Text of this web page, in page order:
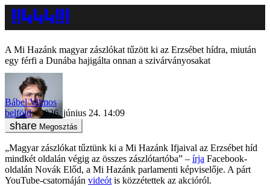
A Mi Hazánk magyar zászlókat tűzött ki az Erzsébet hídra, miután
egy férfi a Dunába hajigálta onnan a szivárványosakat
Bábel Vilmos
belföld
2026. június 24. 14:09
Megosztás
„Magyar zászlókat tűztünk ki a Mi Hazánk Ifjaival az Erzsébet híd
mindkét oldalán végig az összes zászlótartóba” – írja Facebook-
oldalán Novák Előd, a Mi Hazánk parlamenti képviselője. A párt
YouTube-csatornáján videót is közzétettek az akcióról.